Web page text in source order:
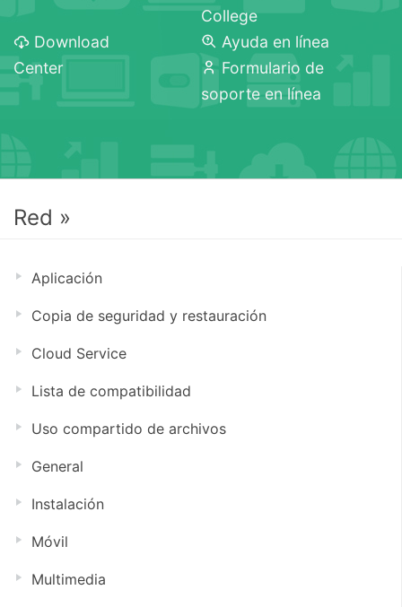
College
Download
Center
Ayuda en línea
Formulario de
soporte en línea
Red »
Aplicación
Copia de seguridad y restauración
Cloud Service
Lista de compatibilidad
Uso compartido de archivos
General
Instalación
Móvil
Multimedia